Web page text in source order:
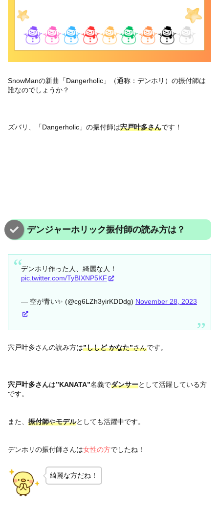
SnowManの新曲「Dangerholic」（通称：デンホリ）の振付師は
誰なのでしょうか？
ズバリ、「Dangerholic」の振付師は宍戸叶多さんです！
デンジャーホリック振付師の読み方は？
デンホリ作った人、綺麗な人！
pic.twitter.com/TyBIXNP5KF
— 空が青い✨ (@cg6LZh3yirKDDdg) November 28, 2023
宍戸叶多さんの読み方は”ししど かなた”さんです。
宍戸叶多さんは”KANATA”名義でダンサーとして活躍している方
です。
また、 振付師やモデルとしても活躍中です。
デンホリの振付師さんは女性の方でしたね！
綺麗な方だね！